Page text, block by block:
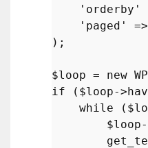
'orderby'
'paged'
=>
);
$loop = new
if ( $loop->
while (
$loop